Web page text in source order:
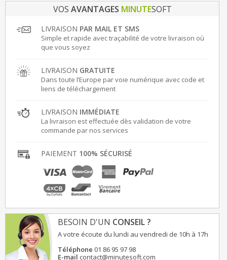
VOS AVANTAGES MINUTESOFT
LIVRAISON PAR MAIL ET SMS
Simple et rapide avec traçabilité de votre livraison où
que vous soyez
LIVRAISON GRATUITE
Dans toute l’Europe par voie numérique avec code et
liens de téléchargement
LIVRAISON IMMÉDIATE
La livraison est effectuée dès validation de votre
commande par nos services
PAIEMENT 100% SÉCURISÉ
BESOIN D'UN CONSEIL ?
A votre écoute du lundi au vendredi de 10h à 17h
Téléphone 01 86 95 97 98
E-mail contact@minutesoft.com